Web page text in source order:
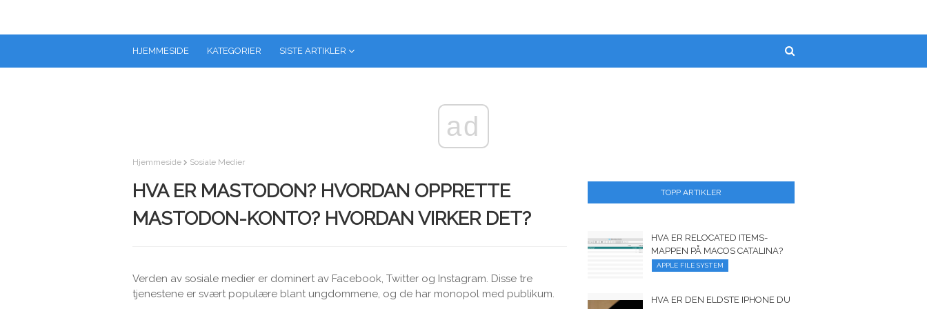
HJEMMESIDE KATEGORIER SISTE ARTIKLER
ad
Hjemmeside Sosiale Medier
HVA ER MASTODON? HVORDAN OPPRETTE
MASTODON-KONTO? HVORDAN VIRKER DET?
Verden av sosiale medier er dominert av Facebook, Twitter og Instagram. Disse tre
tjenestene er svært populære blant ungdommene, og de har monopol med publikum.
TOPP ARTIKLER
HVA ER RELOCATED ITEMS-
MAPPEN PÅ MACOS CATALINA?
APPLE FILE SYSTEM
HVA ER DEN ELDSTE IPHONE DU